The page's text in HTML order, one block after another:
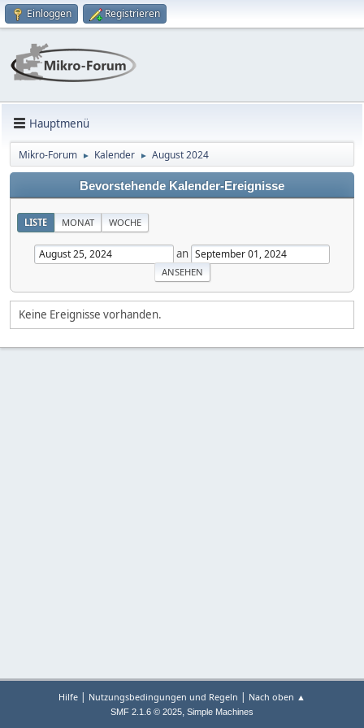
Einloggen Registrieren
Hauptmenü
Mikro-Forum ► Kalender ► August 2024
Bevorstehende Kalender-Ereignisse
LISTE MONAT WOCHE
an
Keine Ereignisse vorhanden.
Hilfe | Nutzungsbedingungen und Regeln | Nach oben ▲
SMF 2.1.6 © 2025, Simple Machines